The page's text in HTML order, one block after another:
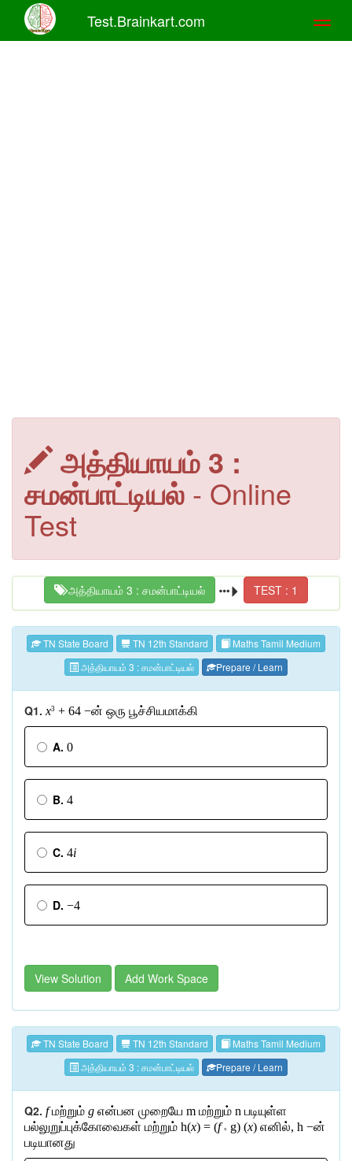
Test.Brainkart.com
அத்தியாயம் 3 :
சமன்பாட்டியல் - Online
Test
அத்தியாயம் 3 : சமன்பாட்டியல் TEST : 1
TN State Board TN 12th Standard
Maths Tamil Medium
அத்தியாயம் 3 : சமன்பாட்டியல்
Prepare / Learn
Q1. x3 + 64 −ன் ஒரு பூச்சியமாக்கி
A. 0
B. 4
C. 4i
D. −4
View Solution Add Work Space
TN State Board TN 12th Standard
Maths Tamil Medium
அத்தியாயம் 3 : சமன்பாட்டியல்
Prepare / Learn
Q2. f மற்றும் g என்பன முறையே m மற்றும் n படியுள்ள
பல்லுறுப்புக்கோவைகள் மற்றும் h(x) = (f ° g) (x) எனில், h −ன்
படியானது